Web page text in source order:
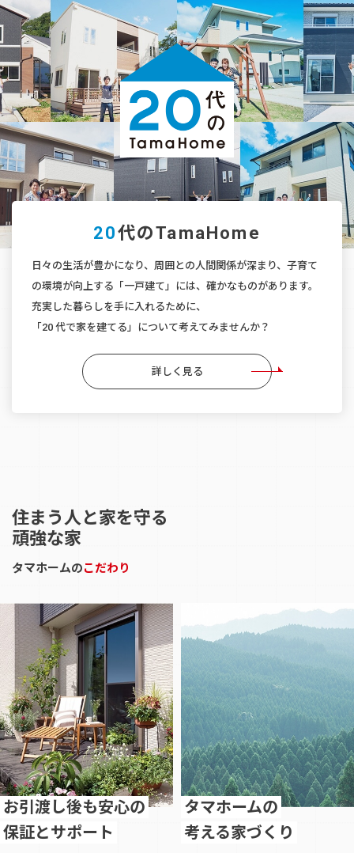
20代のTamaHome
日々の生活が豊かになり、周囲との人間関係が深まり、 子育て
の環境が向上する「一戸建て」には、確かなものがあります。
充実した暮らしを手に入れるために、
「20 代で家を建てる」について考えてみませんか？
詳しく見る
住まう人と家を守る
頑強な家
タマホームのこだわり
お引渡し後も安心の
保証とサポート
タマホームの
考える家づくり